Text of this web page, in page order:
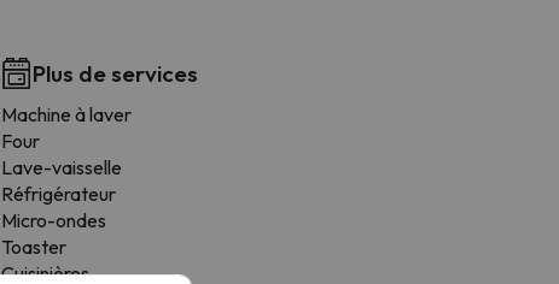
Plus de services
Machine à laver
Four
Lave-vaisselle
Réfrigérateur
Micro-ondes
Toaster
Cuisinières